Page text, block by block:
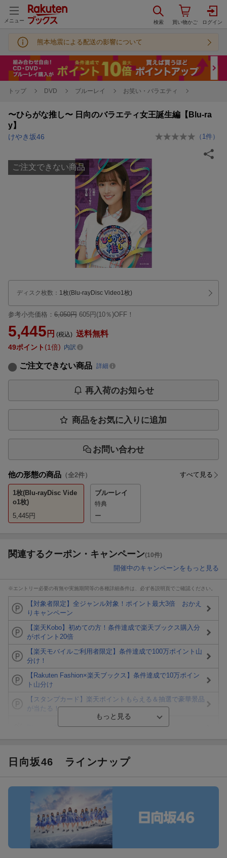
メニュー
熊本地震による配送の影響について
トップ DVD ブルーレイ お笑い・バラエティ
〜ひらがな推し〜 日向のバラエティ女王誕生編【Blu-ra
y】
けやき坂46 （ 1 件）
ご注文できない商品
ディスク枚数 ： 1枚(Blu-rayDisc Video1枚)
参考小売価格： 6,050円 605円(10％)OFF！
5,445 円 (税込) 送料無料
49ポイント 1倍 内訳
ご注文できない商品 詳細
再入荷のお知らせ
商品をお気に入りに追加
お問い合わせ
他の形態の商品 （全2件） すべて見る
1枚(Blu-rayDisc Vide
o1枚)
5,445円
ブルーレイ
特典
ー
関連するクーポン・キャンペーン(10件)
開催中のキャンペーンをもっと見る
※エントリー必要の有無や実施期間等の各種詳細条件は、必ず各説明頁でご確認ください。
【対象者限定】全ジャンル対象！ポイント最大3倍 おかえ
りキャンペーン
【楽天Kobo】初めての方！条件達成で楽天ブックス購入分
がポイント20倍
【楽天モバイルご利用者限定】条件達成で100万ポイント山
分け！
【Rakuten Fashion×楽天ブックス】条件達成で10万ポイン
ト山分け
【スタンプカード】楽天ポイントもらえる＆抽選で豪華景品
が当たる！
Blu-ray・DVDセール・お買い得情報
ラン）が当たる！
条件達成で楽天限定・宝塚歌劇 宙組貸切公演ペアチケット
が当たる
エントリー＆条件達成で『鬼滅の刃』オリジナルきんちゃく
袋が当たる！
日向坂46 ラインナップ